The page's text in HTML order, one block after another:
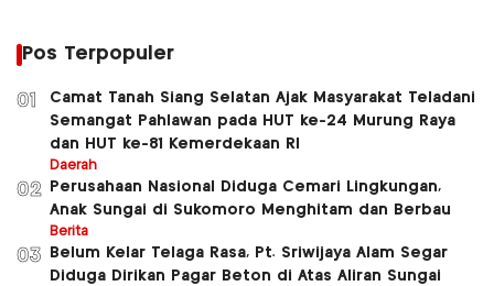
Pos Terpopuler
01
Camat Tanah Siang Selatan Ajak Masyarakat Teladani
Semangat Pahlawan pada HUT ke-24 Murung Raya
dan HUT ke-81 Kemerdekaan RI
Daerah
02
Perusahaan Nasional Diduga Cemari Lingkungan,
Anak Sungai di Sukomoro Menghitam dan Berbau
Berita
03
Belum Kelar Telaga Rasa, Pt. Sriwijaya Alam Segar
Diduga Dirikan Pagar Beton di Atas Aliran Sungai